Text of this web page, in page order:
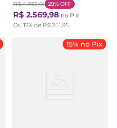
R$ 4.232,91 29% OFF
R$ 2.569,98 no Pix
Ou 12X de R$ 251,95
15% no Pix